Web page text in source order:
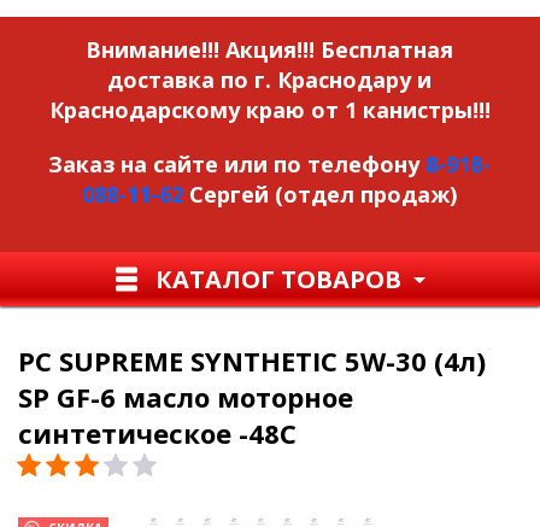
Внимание!!! Акция!!! Бесплатная
доставка по г. Краснодару и
Краснодарскому краю от 1 канистры!!!
Заказ на сайте или по телефону 8-918-
088-11-62 Сергей (отдел продаж)
КАТАЛОГ ТОВАРОВ
PC SUPREME SYNTHETIC 5W-30 (4л)
SP GF-6 масло моторное
синтетическое -48С